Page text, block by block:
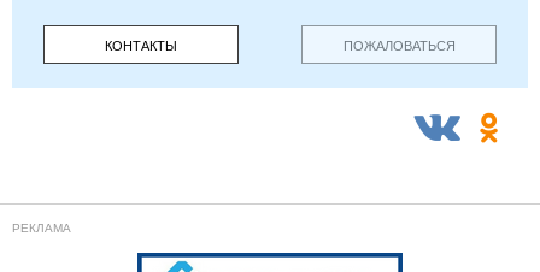
КОНТАКТЫ ПОЖАЛОВАТЬСЯ